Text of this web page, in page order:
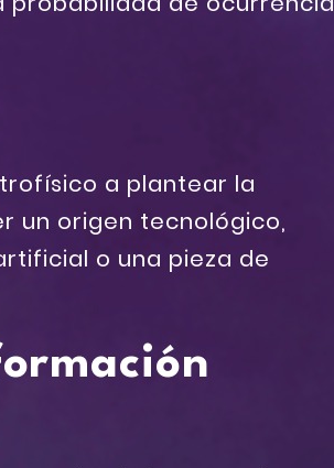
a plantear la
un origen tecnológico,
o una pieza de